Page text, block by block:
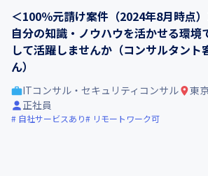
＜100％元請け案件（2024年8月時点
自分の知識・ノウハウを活かせる環境
して活躍しませんか（コンサルタント
ん）
ITコンサル・セキュリティコンサル 東
正社員
自社サービスあり リモートワーク可